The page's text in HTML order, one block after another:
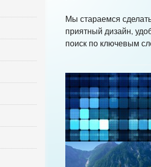
Мы стараемся
приятный дизайн,
поиск по ключевым